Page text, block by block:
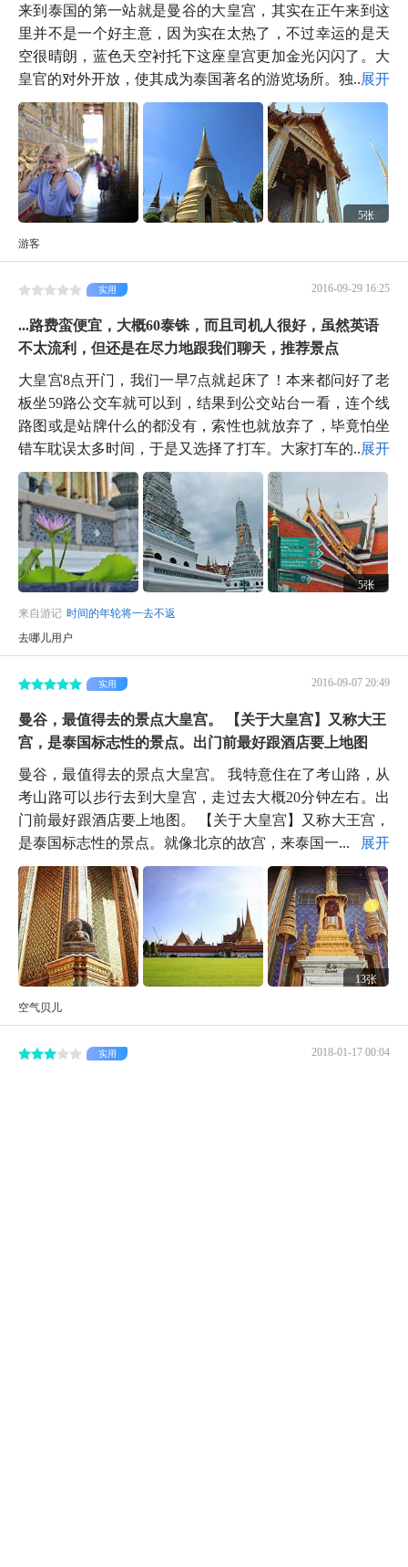
来到泰国的第一站就是曼谷的大皇宫，其实在正午来到这
里并不是一个好主意，因为实在太热了，不过幸运的是天
空很晴朗，蓝色天空衬托下这座皇宫更加金光闪闪了。大
皇官的对外开放，使其成为泰国著名的游览场所。独...展开
5张
游客
2016-09-29 16:25
实用
...路费蛮便宜，大概60泰铢，而且司机人很好，虽然英语
不太流利，但还是在尽力地跟我们聊天，推荐景点
大皇宫8点开门，我们一早7点就起床了！本来都问好了老
板坐59路公交车就可以到，结果到公交站台一看，连个线
路图或是站牌什么的都没有，索性也就放弃了，毕竟怕坐
错车耽误太多时间，于是又选择了打车。大家打车的...展开
5张
来自游记 时间的年轮将一去不返
去哪儿用户
2016-09-07 20:49
实用
曼谷，最值得去的景点大皇宫。 【关于大皇宫】又称大王
宫，是泰国标志性的景点。出门前最好跟酒店要上地图
曼谷，最值得去的景点大皇宫。 我特意住在了考山路，从
考山路可以步行去到大皇宫，走过去大概20分钟左右。出
门前最好跟酒店要上地图。 【关于大皇宫】又称大王宫，
是泰国标志性的景点。就像北京的故宫，来泰国一...
展开
13张
空气贝儿
2018-01-17 00:04
实用